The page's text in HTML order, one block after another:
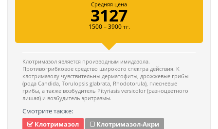
Средняя цена
3127
1500 – 3900 тг.
Клотримазол является производным имидазола.
Противогрибковое средство широкого спектра действия. К
клотримазолу чувствительны дерматофиты, дрожжевые грибы
(рода Candida, Torulopsis glabrata, Rhodotorula), плесневые
грибы, а также возбудитель Pityriasis versicolor (разноцветного
лишая) и возбудитель эритразмы.
Смотрите также:
Клотримазол
Клотримазол-Акри